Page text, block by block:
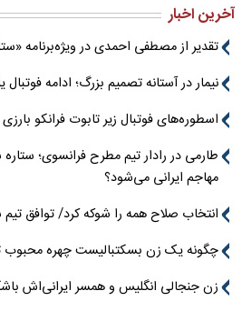
آخرین اخبار
تقدیر از مصطفی احمدی در ویژه‌برنامه
نیمار در آستانه تصمیم بزرگ؛ ادامه
اسطوره‌های فوتبال زیر تابوت فرانکو بارزی
طارمی در رادار تیم مطرح فرانسوی؛
مهاجم ایرانی می‌شود؟
انتخاب صلاح همه را شوکه کرد/ توافق
چگونه یک زن بسکتبالیست چهره
زن جنجالی انگلیس و همسر ایرانی‌اش